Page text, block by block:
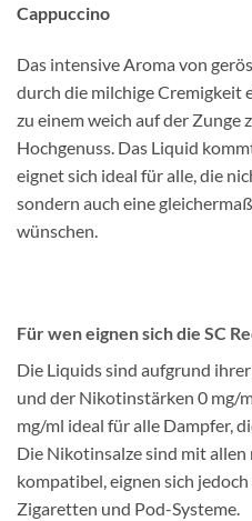
Cappuccino
Das intensive Aroma von
durch die milchige Cremigkeit
zu einem weich auf der Zunge
Hochgenuss. Das Liquid
eignet sich ideal für alle, die
sondern auch eine
wünschen.
Für wen eignen sich die SC
Die Liquids sind aufgrund
und der Nikotinstärken 0 mg/
mg/ml ideal für alle Dampfer,
Die Nikotinsalze sind mit
kompatibel, eignen sich
Zigaretten und Pod-Systeme.